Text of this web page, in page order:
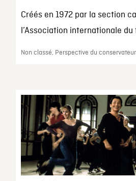
Créés en 1972 par la section
l’Association internationale du
Non classé, Perspective du